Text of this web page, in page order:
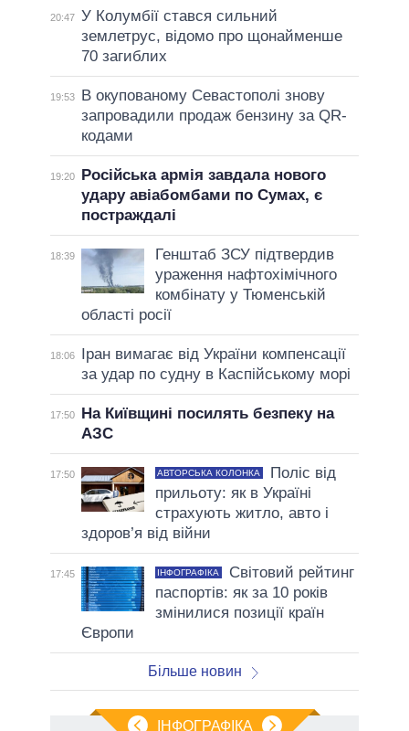
20:47 У Колумбії стався сильний
землетрус, відомо про щонайменше
70 загиблих
19:53
В окупованому Севастополі знову
запровадили продаж бензину за QR-
кодами
19:20
Російська армія завдала нового
удару авіабомбами по Сумах, є
постраждалі
18:39
Генштаб ЗСУ підтвердив
ураження нафтохімічного
комбінату у Тюменській
області росії
18:06
Іран вимагає від України компенсації
за удар по судну в Каспійському морі
17:50
На Київщині посилять безпеку на
АЗС
17:50 АВТОРСЬКА КОЛОНКА
Поліс від
прильоту: як в Україні
страхують житло, авто і
здоров’я від війни
17:45 ІНФОГРАФІКА
Світовий рейтинг
паспортів: як за 10 років
змінилися позиції країн
Європи
Більше новин
ІНФОГРАФІКА